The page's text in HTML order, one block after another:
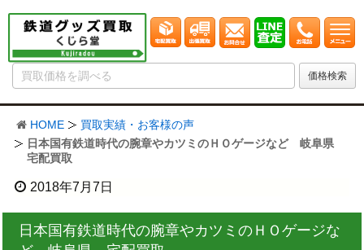
HOME
買取実績・お客様の声
日本国有鉄道時代の腕章やカツミのＨＯゲージなど 岐阜県
宅配買取
2018年7月7日
日本国有鉄道時代の腕章やカツミのＨＯゲージな